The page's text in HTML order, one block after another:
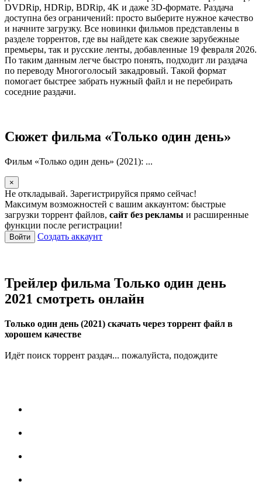
DVDRip, HDRip, BDRip, 4K и даже 3D-формате. Раздача
доступна без ограничений: просто выберите нужное качество
и начните загрузку. Все новинки фильмов представлены в
разделе торрентов, где вы найдете как свежие зарубежные
премьеры, так и русские ленты, добавленные 19 февраля 2026.
По таким данным легче быстро понять, подходит ли раздача
по переводу Многоголосый закадровый. Такой формат
помогает быстрее забрать нужный файл и не перебирать
соседние раздачи.
Сюжет фильма «Только один день»
Фильм «Только один день» (2021): ...
×
Не откладывай. Зарегистрируйся прямо сейчас!
Максимум возможностей с вашим аккаунтом: быстрые
загрузки торрент файлов, сайт без рекламы и расширенные
функции после регистрации!
Войти Создать аккаунт
Трейлер фильма Только один день
2021 смотреть онлайн
Только один день (2021) скачать через торрент файл в
хорошем качестве
Идёт поиск торрент раздач... пожалуйста, подождите